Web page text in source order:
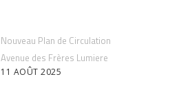
Nouveau Plan de Circulation
Avenue des Frères Lumiere
11 AOÛT 2025